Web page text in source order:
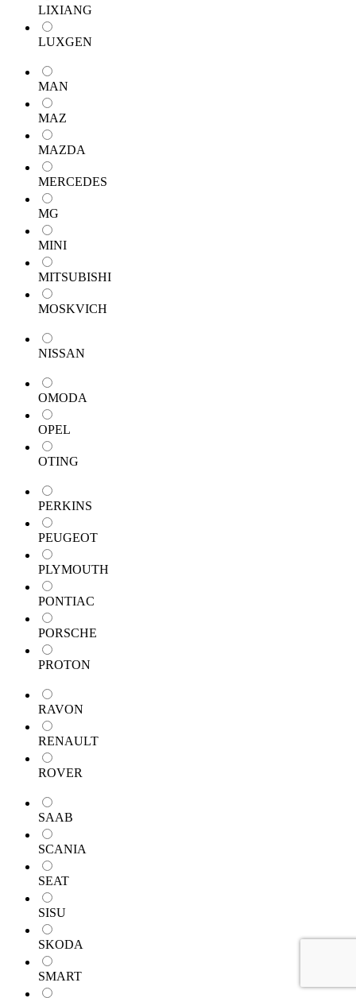
LIXIANG
LUXGEN
MAN
MAZ
MAZDA
MERCEDES
MG
MINI
MITSUBISHI
MOSKVICH
NISSAN
OMODA
OPEL
OTING
PERKINS
PEUGEOT
PLYMOUTH
PONTIAC
PORSCHE
PROTON
RAVON
RENAULT
ROVER
SAAB
SCANIA
SEAT
SISU
SKODA
SMART